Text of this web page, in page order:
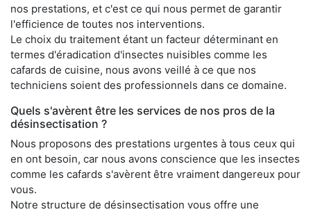
nos prestations, et c'est ce qui nous permet de garantir
l'efficience de toutes nos interventions.
Le choix du traitement étant un facteur déterminant en
termes d'éradication d'insectes nuisibles comme les
cafards de cuisine, nous avons veillé à ce que nos
techniciens soient des professionnels dans ce domaine.
Quels s'avèrent être les services de nos pros de la
désinsectisation ?
Nous proposons des prestations urgentes à tous ceux qui
en ont besoin, car nous avons conscience que les insectes
comme les cafards s'avèrent être vraiment dangereux pour
vous.
Notre structure de désinsectisation vous offre une